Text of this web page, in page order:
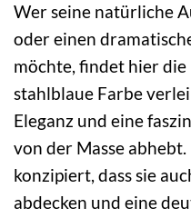
Wer seine natürliche
oder einen
möchte, findet hier die
stahlblaue Farbe
Eleganz und eine
von der Masse abhebt.
konzipiert, dass sie
abdecken und eine